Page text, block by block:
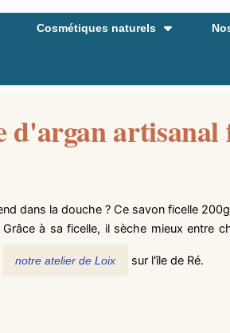
Cosmétiques naturels
d'argan artisanal
dans la douche ? Ce savon ficelle
à sa ficelle, il sèche mieux entre
notre atelier de Loix sur l'île de Ré.